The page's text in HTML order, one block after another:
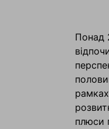
Понад
плюси